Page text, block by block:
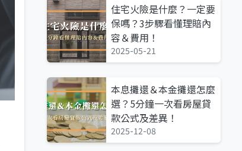
住宅火險是什麼？一定要
保嗎？3步驟看懂理賠內
容＆費用！
2025-05-21
本息攤還＆本金攤還怎麼
選？5分鐘一次看房屋貸
款公式及差異！
2025-12-08